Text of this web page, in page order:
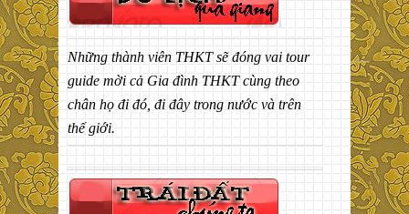
Những thành viên THKT sẽ đóng vai tour
guide mời cả Gia đình THKT cùng theo
chân họ đi đó, đi đây trong nước và trên
thế giới.